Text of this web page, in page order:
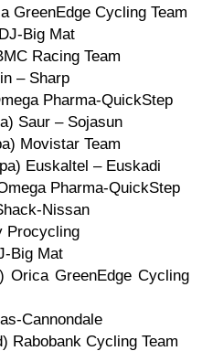
Cycling Team
Big Mat
Racing Team
– Sharp
Pharma-QuickStep
Saur – Sojasun
Movistar Team
Euskaltel – Euskadi
Pharma-QuickStep
Nissan
Big Mat
GreenEdge Cycling
Cannondale
Cycling Team